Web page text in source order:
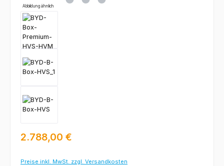
Abbildung ähnlich
Regulärer Preis:
2.788,00 €
Preise inkl. MwSt. zzgl. Versandkosten